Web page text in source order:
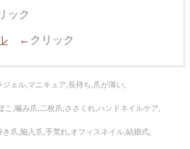
ック
← クリック
ジェル,マニキュア,長持ち,爪が薄い,
こ,噛み爪,二枚爪,ささくれ,ハンドネイルケア,
爪,陥入爪,手荒れ,オフィスネイル,結婚式,